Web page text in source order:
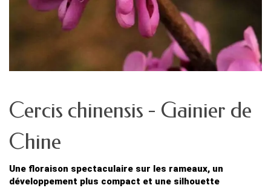
Cercis chinensis - Gainier de
Chine
Une floraison spectaculaire sur les rameaux, un
développement plus compact et une silhouette